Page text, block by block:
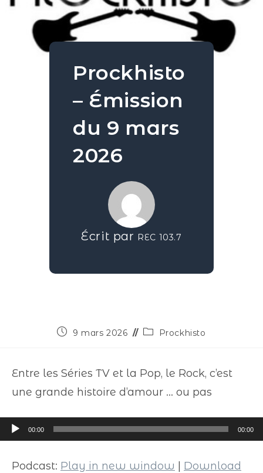
Prockhisto
– Émission
du 9 mars
2026
Écrit par REC 103.7
9 mars 2026 Prockhisto
Entre les Séries TV et la Pop, le Rock, c’est
une grande histoire d’amour … ou pas
Lecteur
audio
00:00 00:00
Podcast: Play in new window Download